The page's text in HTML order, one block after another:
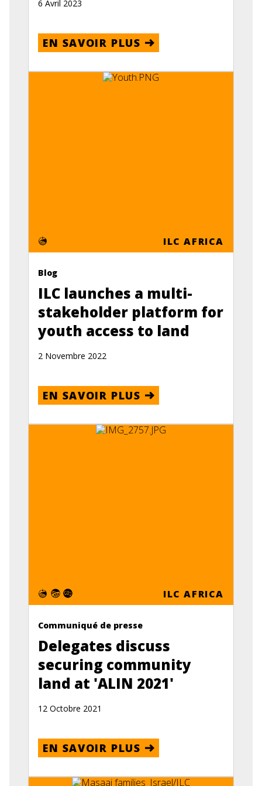
6 Avril 2023
EN SAVOIR PLUS
ILC AFRICA
Blog
ILC launches a multi-
stakeholder platform for
youth access to land
2 Novembre 2022
EN SAVOIR PLUS
ILC AFRICA
Communiqué de presse
Delegates discuss
securing community
land at 'ALIN 2021'
12 Octobre 2021
EN SAVOIR PLUS